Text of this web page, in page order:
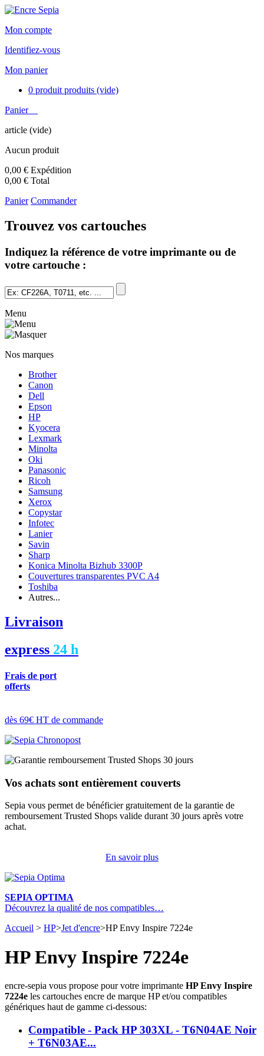
Mon compte
Identifiez-vous
Mon panier
0 produit produits (vide)
Panier
article (vide)
Aucun produit
0,00 € Expédition
0,00 € Total
Panier Commander
Trouvez vos cartouches
Indiquez la référence de votre imprimante ou de
votre cartouche :
Menu
Nos marques
Brother
Canon
Dell
Epson
HP
Kyocera
Lexmark
Minolta
Oki
Panasonic
Ricoh
Samsung
Xerox
Copystar
Infotec
Lanier
Savin
Sharp
Konica Minolta Bizhub 3300P
Couvertures transparentes PVC A4
Toshiba
Autres...
Livraison
express 24 h
Frais de port
offerts
dès 69€ HT de commande
Vos achats sont entièrement couverts
Sepia vous permet de bénéficier gratuitement de la garantie de
remboursement Trusted Shops valide durant 30 jours après votre
achat.
En savoir plus
SEPIA OPTIMA
Découvrez la qualité de nos compatibles…
Accueil > HP>Jet d'encre>HP Envy Inspire 7224e
HP Envy Inspire 7224e
encre-sepia vous propose pour votre imprimante HP Envy Inspire
7224e les cartouches encre de marque HP et/ou compatibles
génériques haut de gamme ci-dessous:
Compatible - Pack HP 303XL - T6N04AE Noir
+ T6N03AE...